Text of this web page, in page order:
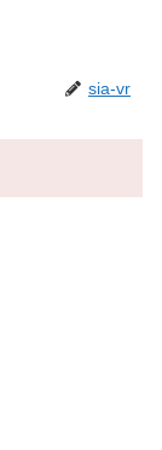
sia-vr